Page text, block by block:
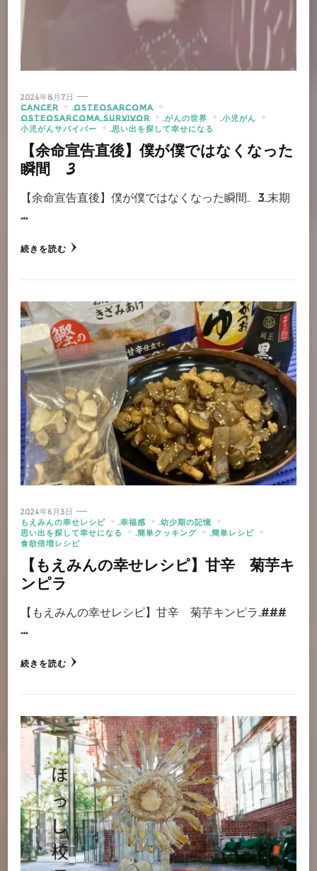
2024年8月7日
CANCER
OSTEOSARCOMA
OSTEOSARCOMA SURVIVOR
がんの世界
小児がん
小児がんサバイバー
思い出を探して幸せになる
【余命宣告直後】僕が僕ではなくなった
瞬間 3
【余命宣告直後】僕が僕ではなくなった瞬間 3 末期
…
続きを読む
2024年6月3日
もえみんの幸せレシピ
幸福感
幼少期の記憶
思い出を探して幸せになる
簡単クッキング
簡単レシピ
食欲倍増レシピ
【もえみんの幸せレシピ】甘辛 菊芋キ
ンピラ
【もえみんの幸せレシピ】甘辛 菊芋キンピラ ###
…
続きを読む